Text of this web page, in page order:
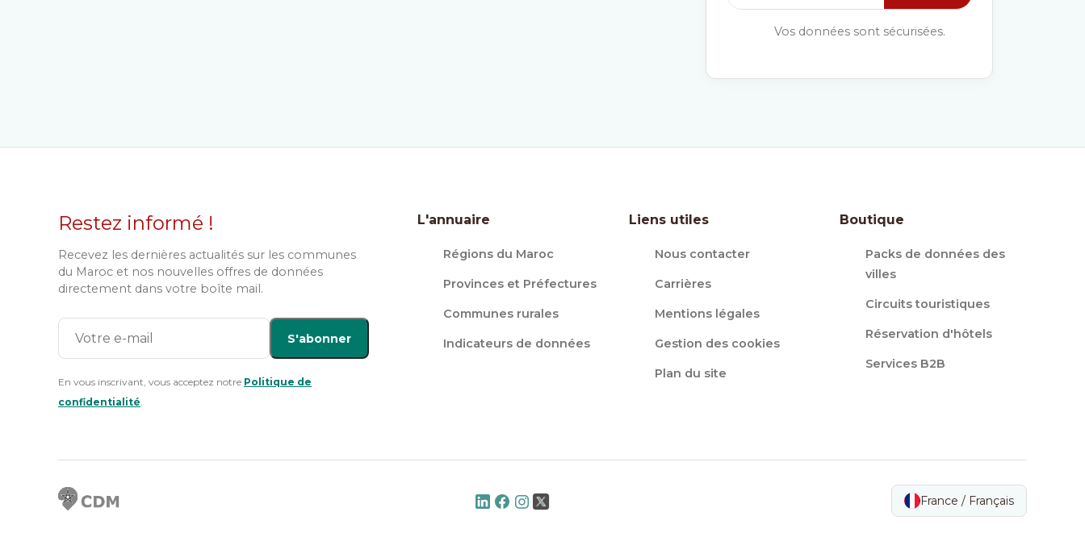
Vos données sont sécurisées.
Restez informé !
Recevez les dernières actualités sur les communes
du Maroc et nos nouvelles offres de données
directement dans votre boîte mail.
S'abonner
En vous inscrivant, vous acceptez notre Politique de
confidentialité.
L'annuaire
Régions du Maroc
Provinces et Préfectures
Communes rurales
Indicateurs de données
Liens utiles
Nous contacter
Carrières
Mentions légales
Gestion des cookies
Plan du site
Boutique
Packs de données des
villes
Circuits touristiques
Réservation d'hôtels
Services B2B
France / Français